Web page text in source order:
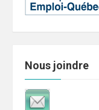
Nous joindre